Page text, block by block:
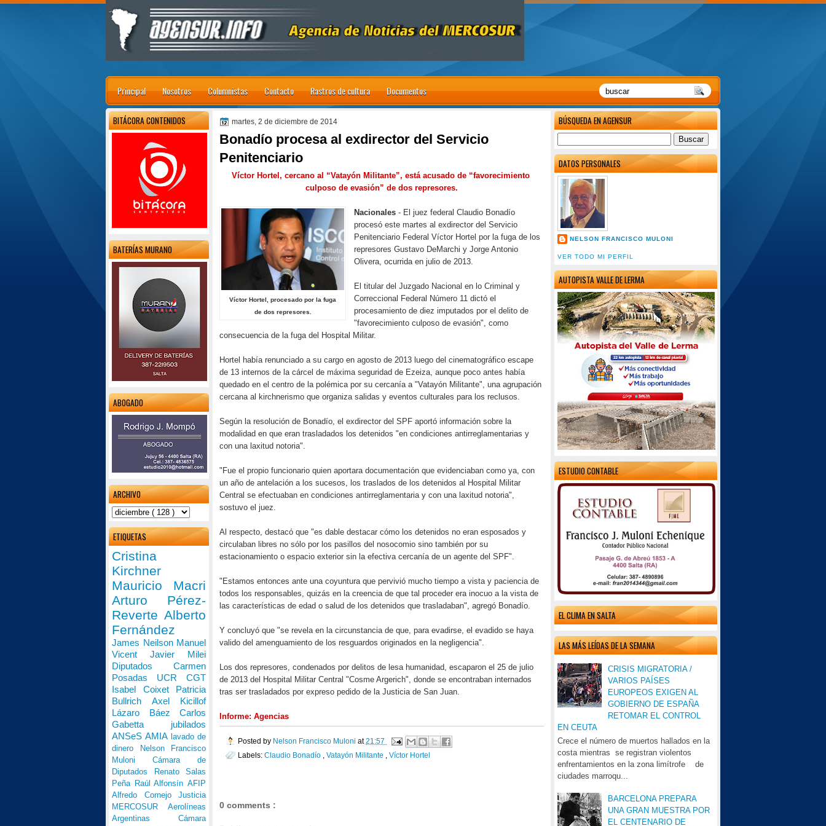
Principal Nosotros Columnistas Contacto Rastros de cultura Documentos
BÚSQUEDA EN AGENSUR
DATOS PERSONALES
NELSON FRANCISCO MULONI
VER TODO MI PERFIL
AUTOPISTA VALLE DE LERMA
ESTUDIO CONTABLE
EL CLIMA EN SALTA
LAS MÁS LEÍDAS DE LA SEMANA
CRISIS MIGRATORIA /
VARIOS PAÍSES
EUROPEOS EXIGEN AL
GOBIERNO DE ESPAÑA
RETOMAR EL CONTROL
EN CEUTA
Crece el número de muertos hallados en la
costa mientras se registran violentos
enfrentamientos en la zona limítrofe de
ciudades marroqu...
BARCELONA PREPARA
UNA GRAN MUESTRA POR
EL CENTENARIO DE
martes, 2 de diciembre de 2014
Bonadío procesa al exdirector del Servicio
Penitenciario
Víctor Hortel, cercano al “Vatayón Militante”, está acusado de “favorecimiento
culposo de evasión” de dos represores.
Víctor Hortel, procesado por la fuga
de dos represores.
Nacionales - El juez federal Claudio Bonadío
procesó este martes al exdirector del Servicio
Penitenciario Federal Víctor Hortel por la fuga de los
represores Gustavo DeMarchi y Jorge Antonio
Olivera, ocurrida en julio de 2013.
El titular del Juzgado Nacional en lo Criminal y
Correccional Federal Número 11 dictó el
procesamiento de diez imputados por el delito de
"favorecimiento culposo de evasión", como
consecuencia de la fuga del Hospital Militar.
Hortel había renunciado a su cargo en agosto de 2013 luego del cinematográfico escape
de 13 internos de la cárcel de máxima seguridad de Ezeiza, aunque poco antes había
quedado en el centro de la polémica por su cercanía a "Vatayón Militante", una agrupación
cercana al kirchnerismo que organiza salidas y eventos culturales para los reclusos.
Según la resolución de Bonadío, el exdirector del SPF aportó información sobre la
modalidad en que eran trasladados los detenidos "en condiciones antirreglamentarias y
con una laxitud notoria".
"Fue el propio funcionario quien aportara documentación que evidenciaban como ya, con
un año de antelación a los sucesos, los traslados de los detenidos al Hospital Militar
Central se efectuaban en condiciones antirreglamentaria y con una laxitud notoria",
sostuvo el juez.
Al respecto, destacó que "es dable destacar cómo los detenidos no eran esposados y
circulaban libres no sólo por los pasillos del nosocomio sino también por su
estacionamiento o espacio exterior sin la efectiva cercanía de un agente del SPF".
"Estamos entonces ante una coyuntura que pervivió mucho tiempo a vista y paciencia de
todos los responsables, quizás en la creencia de que tal proceder era inocuo a la vista de
las características de edad o salud de los detenidos que trasladaban", agregó Bonadío.
Y concluyó que "se revela en la circunstancia de que, para evadirse, el evadido se haya
valido del amenguamiento de los resguardos originados en la negligencia".
Los dos represores, condenados por delitos de lesa humanidad, escaparon el 25 de julio
de 2013 del Hospital Militar Central "Cosme Argerich", donde se encontraban internados
tras ser trasladados por expreso pedido de la Justicia de San Juan.
Informe: Agencias
Posted by Nelson Francisco Muloni at21:57
Labels: Claudio Bonadío Vatayón Militante Víctor Hortel
0 comments :
BITÁCORA CONTENIDOS
BATERÍAS MURANO
ABOGADO
ARCHIVO
ETIQUETAS
Cristina
Kirchner
Mauricio Macri
Arturo Pérez-
Reverte Alberto
Fernández
James Neilson Manuel
Vicent Javier Milei
Diputados Carmen
Posadas UCR CGT
Isabel Coixet Patricia
Bullrich Axel Kicillof
Lázaro Báez Carlos
Gabetta jubilados
ANSeSAMIA lavado de
dinero
Nelson Francisco
Muloni Cámara de
Diputados
Renato Salas
Peña Raúl AlfonsínAFIP
Alfredo Cornejo Justicia
MERCOSUR Aerolíneas
Argentinas Cámara